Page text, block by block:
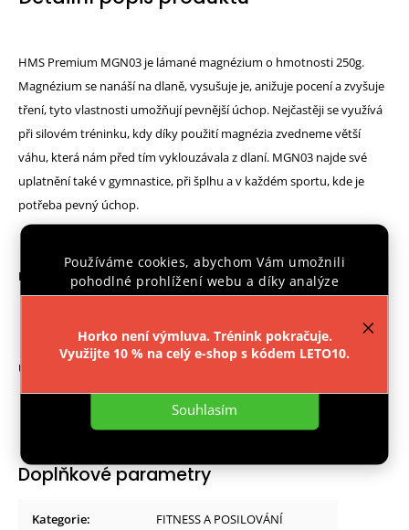
Používáme cookies, abychom Vám umožnili
pohodlné prohlížení webu a díky analýze
provozu webu neustále zlepšovali jeho funkce,
Nastavení
Souhlasím
Horko není výmluva. Trénink pokračuje.
Využijte 10 % na celý e-shop s kódem LETO10.
HMS Premium MGN03 je lámané magnézium o hmotnosti 250g.
Magnézium se nanáší na dlaně, vysušuje je, anižuje pocení a zvyšuje
tření, tyto vlastnosti umožňují pevnější úchop. Nejčastěji se využívá
při silovém tréninku, kdy díky použití magnézia zvedneme větší
váhu, která nám před tím vyklouzávala z dlaní. MGN03 najde své
uplatnění také v gymnastice, při šplhu a v každém sportu, kde je
potřeba pevný úchop.
Parametry:
Hmotnost: 250 g
Upozornění:
Záruka: 24 měsíců
Doplňkové parametry
Kategorie: FITNESS A POSILOVÁNÍ